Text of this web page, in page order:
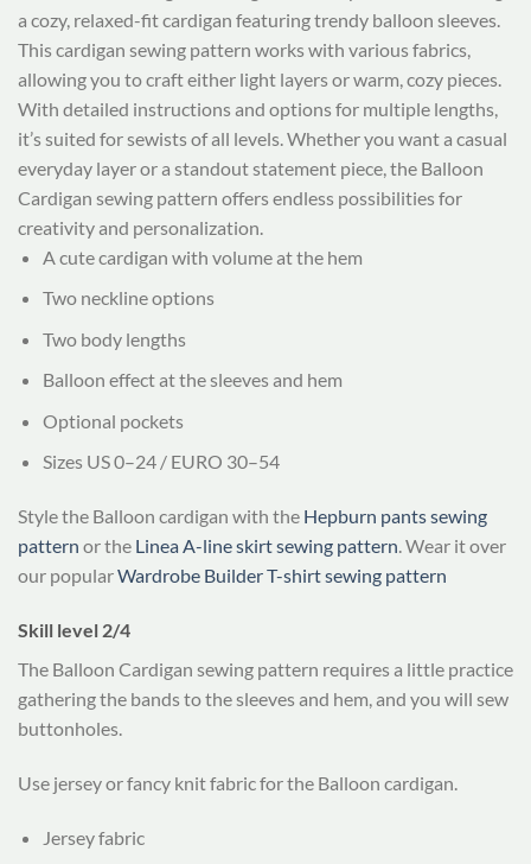
a cozy, relaxed-fit cardigan featuring trendy balloon sleeves.
This cardigan sewing pattern works with various fabrics,
allowing you to craft either light layers or warm, cozy pieces.
With detailed instructions and options for multiple lengths,
it’s suited for sewists of all levels. Whether you want a casual
everyday layer or a standout statement piece, the Balloon
Cardigan sewing pattern offers endless possibilities for
creativity and personalization.
A cute cardigan with volume at the hem
Two neckline options
Two body lengths
Balloon effect at the sleeves and hem
Optional pockets
Sizes US 0–24 / EURO 30–54
Style the Balloon cardigan with the Hepburn pants sewing
pattern or the Linea A-line skirt sewing pattern. Wear it over
our popularWardrobe Builder T-shirt sewing pattern
Skill level 2/4
The Balloon Cardigan sewing pattern requires a little practice
gathering the bands to the sleeves and hem, and you will sew
buttonholes.
Use jersey or fancy knit fabric for the Balloon cardigan.
Jersey fabric